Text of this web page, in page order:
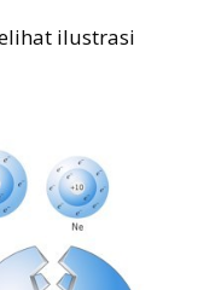
ilustrasi